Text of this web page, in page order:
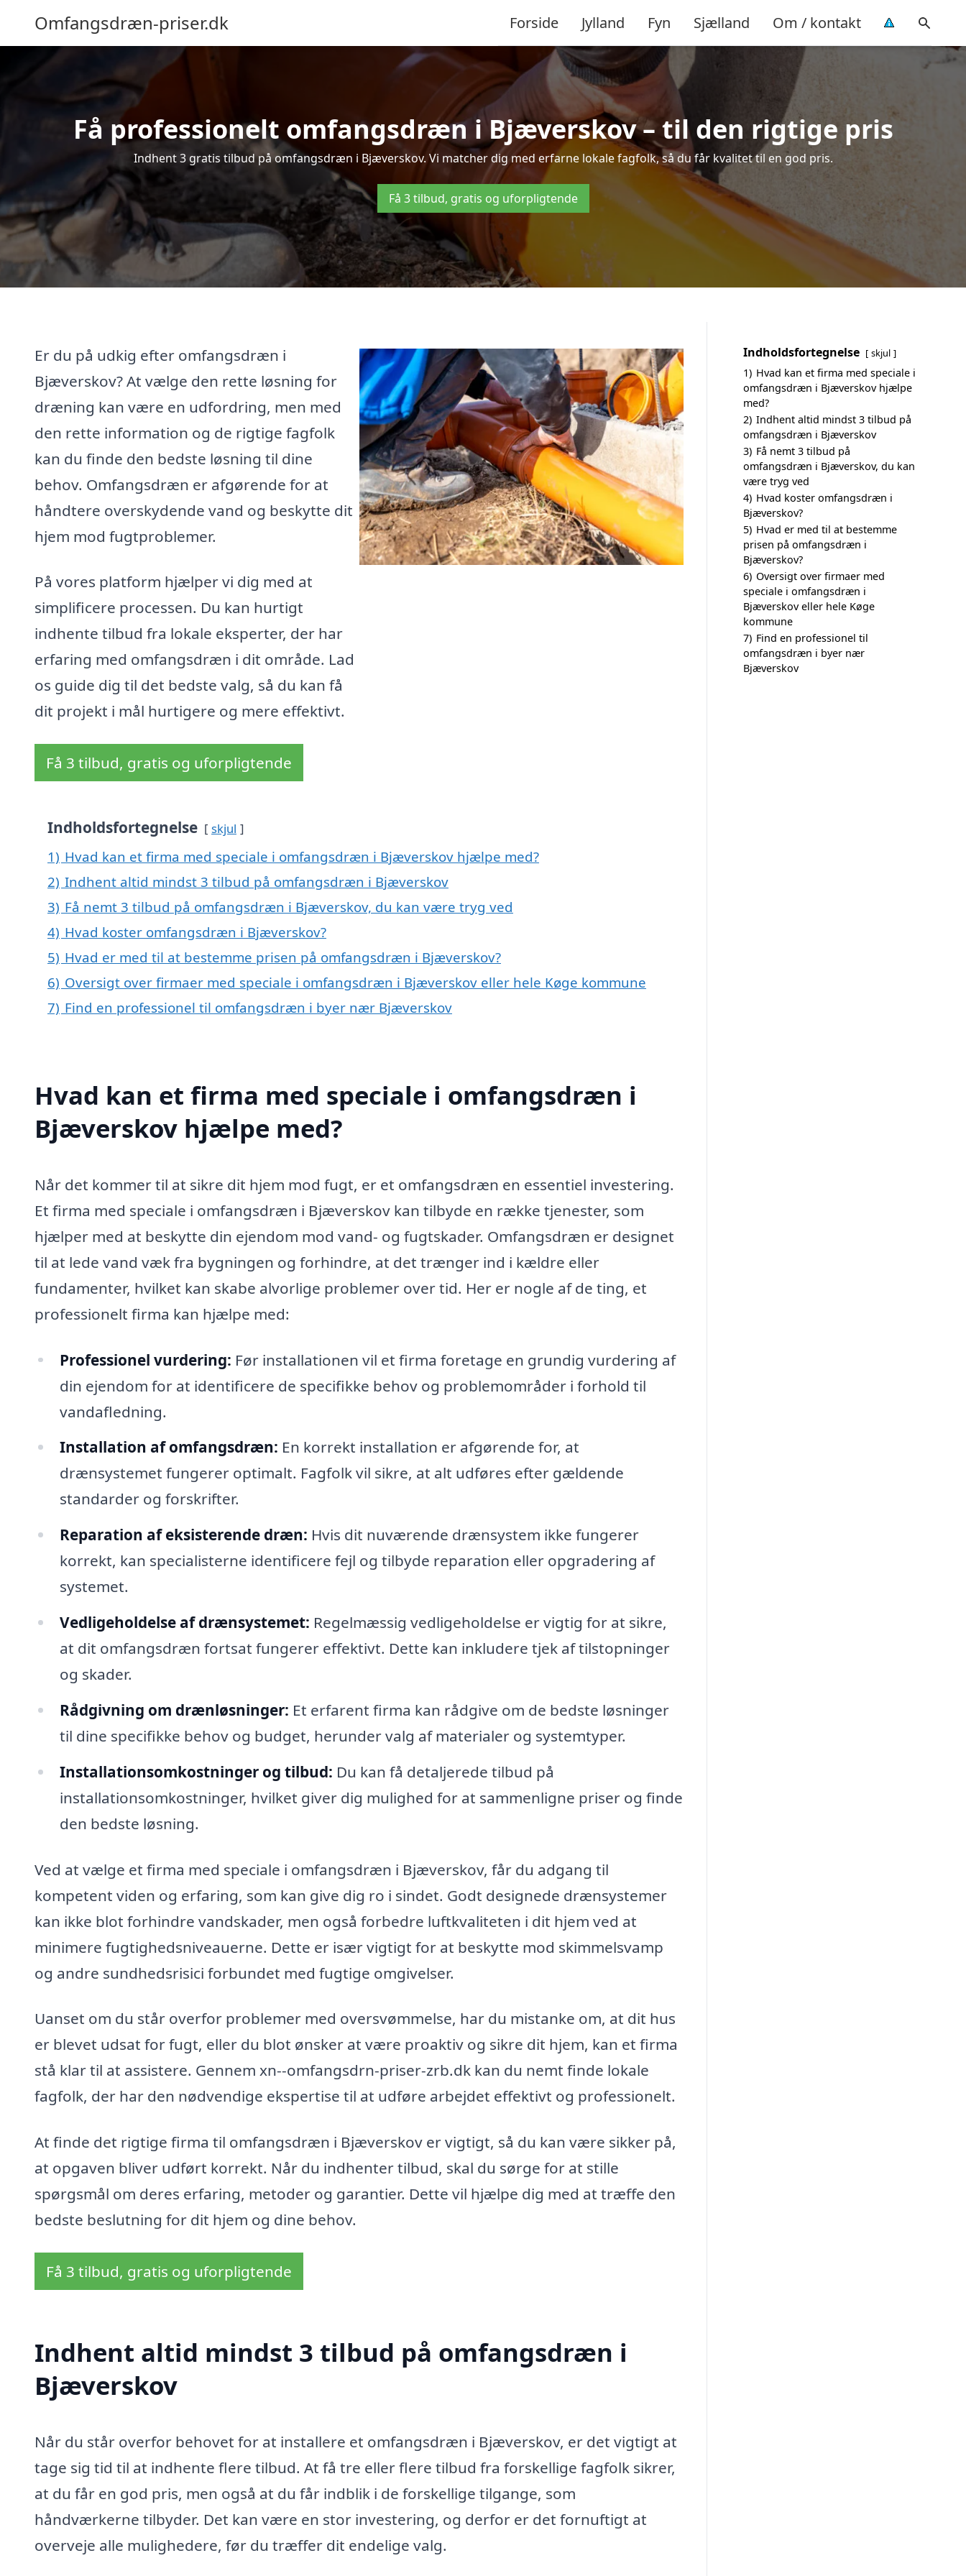
Omfangsdræn-priser.dk Forside Jylland Fyn Sjælland Om / kontakt
Få professionelt omfangsdræn i Bjæverskov – til den rigtige pris
Indhent 3 gratis tilbud på omfangsdræn i Bjæverskov. Vi matcher dig med erfarne lokale fagfolk, så du får kvalitet til en god pris.
Få 3 tilbud, gratis og uforpligtende
Er du på udkig efter omfangsdræn i
Bjæverskov? At vælge den rette løsning for
dræning kan være en udfordring, men med
den rette information og de rigtige fagfolk
kan du finde den bedste løsning til dine
behov. Omfangsdræn er afgørende for at
håndtere overskydende vand og beskytte dit
hjem mod fugtproblemer.
På vores platform hjælper vi dig med at
simplificere processen. Du kan hurtigt
indhente tilbud fra lokale eksperter, der har
erfaring med omfangsdræn i dit område. Lad
os guide dig til det bedste valg, så du kan få
dit projekt i mål hurtigere og mere effektivt.
Få 3 tilbud, gratis og uforpligtende
Indholdsfortegnelse skjul
1) Hvad kan et firma med speciale i omfangsdræn i Bjæverskov hjælpe med?
2) Indhent altid mindst 3 tilbud på omfangsdræn i Bjæverskov
3) Få nemt 3 tilbud på omfangsdræn i Bjæverskov, du kan være tryg ved
4) Hvad koster omfangsdræn i Bjæverskov?
5) Hvad er med til at bestemme prisen på omfangsdræn i Bjæverskov?
6) Oversigt over firmaer med speciale i omfangsdræn i Bjæverskov eller hele Køge kommune
7) Find en professionel til omfangsdræn i byer nær Bjæverskov
Hvad kan et firma med speciale i omfangsdræn i
Bjæverskov hjælpe med?
Når det kommer til at sikre dit hjem mod fugt, er et omfangsdræn en essentiel investering.
Et firma med speciale i omfangsdræn i Bjæverskov kan tilbyde en række tjenester, som
hjælper med at beskytte din ejendom mod vand- og fugtskader. Omfangsdræn er designet
til at lede vand væk fra bygningen og forhindre, at det trænger ind i kældre eller
fundamenter, hvilket kan skabe alvorlige problemer over tid. Her er nogle af de ting, et
professionelt firma kan hjælpe med:
Professionel vurdering: Før installationen vil et firma foretage en grundig vurdering af
din ejendom for at identificere de specifikke behov og problemområder i forhold til
vandafledning.
Installation af omfangsdræn: En korrekt installation er afgørende for, at
drænsystemet fungerer optimalt. Fagfolk vil sikre, at alt udføres efter gældende
standarder og forskrifter.
Reparation af eksisterende dræn: Hvis dit nuværende drænsystem ikke fungerer
korrekt, kan specialisterne identificere fejl og tilbyde reparation eller opgradering af
systemet.
Vedligeholdelse af drænsystemet: Regelmæssig vedligeholdelse er vigtig for at sikre,
at dit omfangsdræn fortsat fungerer effektivt. Dette kan inkludere tjek af tilstopninger
og skader.
Rådgivning om drænløsninger: Et erfarent firma kan rådgive om de bedste løsninger
til dine specifikke behov og budget, herunder valg af materialer og systemtyper.
Installationsomkostninger og tilbud: Du kan få detaljerede tilbud på
installationsomkostninger, hvilket giver dig mulighed for at sammenligne priser og finde
den bedste løsning.
Ved at vælge et firma med speciale i omfangsdræn i Bjæverskov, får du adgang til
kompetent viden og erfaring, som kan give dig ro i sindet. Godt designede drænsystemer
kan ikke blot forhindre vandskader, men også forbedre luftkvaliteten i dit hjem ved at
minimere fugtighedsniveauerne. Dette er især vigtigt for at beskytte mod skimmelsvamp
og andre sundhedsrisici forbundet med fugtige omgivelser.
Uanset om du står overfor problemer med oversvømmelse, har du mistanke om, at dit hus
er blevet udsat for fugt, eller du blot ønsker at være proaktiv og sikre dit hjem, kan et firma
stå klar til at assistere. Gennem xn--omfangsdrn-priser-zrb.dk kan du nemt finde lokale
fagfolk, der har den nødvendige ekspertise til at udføre arbejdet effektivt og professionelt.
At finde det rigtige firma til omfangsdræn i Bjæverskov er vigtigt, så du kan være sikker på,
at opgaven bliver udført korrekt. Når du indhenter tilbud, skal du sørge for at stille
spørgsmål om deres erfaring, metoder og garantier. Dette vil hjælpe dig med at træffe den
bedste beslutning for dit hjem og dine behov.
Få 3 tilbud, gratis og uforpligtende
Indhent altid mindst 3 tilbud på omfangsdræn i
Bjæverskov
Når du står overfor behovet for at installere et omfangsdræn i Bjæverskov, er det vigtigt at
tage sig tid til at indhente flere tilbud. At få tre eller flere tilbud fra forskellige fagfolk sikrer,
at du får en god pris, men også at du får indblik i de forskellige tilgange, som
håndværkerne tilbyder. Det kan være en stor investering, og derfor er det fornuftigt at
overveje alle mulighedere, før du træffer dit endelige valg.
Indholdsfortegnelse skjul
1) Hvad kan et firma med speciale i
omfangsdræn i Bjæverskov hjælpe
med?
2) Indhent altid mindst 3 tilbud på
omfangsdræn i Bjæverskov
3) Få nemt 3 tilbud på
omfangsdræn i Bjæverskov, du kan
være tryg ved
4) Hvad koster omfangsdræn i
Bjæverskov?
5) Hvad er med til at bestemme
prisen på omfangsdræn i
Bjæverskov?
6) Oversigt over firmaer med
speciale i omfangsdræn i
Bjæverskov eller hele Køge
kommune
7) Find en professionel til
omfangsdræn i byer nær
Bjæverskov